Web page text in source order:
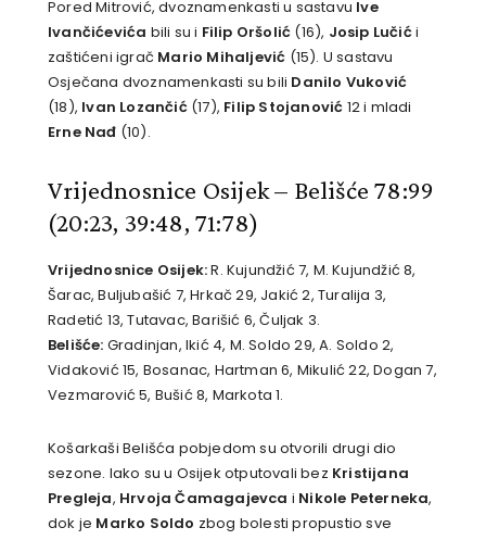
Pored Mitrović, dvoznamenkasti u sastavu Ive
Ivančićevića bili su i Filip Oršolić (16), Josip Lučići
zaštićeni igrač Mario Mihaljević (15). U sastavu
Osječana dvoznamenkasti su bili Danilo Vuković
(18), Ivan Lozančić(17), Filip Stojanović 12 i mladi
Erne Nađ (10).
Vrijednosnice Osijek – Belišće 78:99
(20:23, 39:48, 71:78)
Vrijednosnice Osijek:R. Kujundžić 7, M. Kujundžić 8,
Šarac, Buljubašić 7, Hrkač 29, Jakić 2, Turalija 3,
Radetić 13, Tutavac, Barišić 6, Čuljak 3.
Belišće: Gradinjan, Ikić 4, M. Soldo 29, A. Soldo 2,
Vidaković 15, Bosanac, Hartman 6, Mikulić 22, Dogan 7,
Vezmarović 5, Bušić 8, Markota 1.
Košarkaši Belišća pobjedom su otvorili drugi dio
sezone. Iako su u Osijek otputovali bez Kristijana
Pregleja, Hrvoja Čamagajevca i Nikole Peterneka,
dok je Marko Soldo zbog bolesti propustio sve